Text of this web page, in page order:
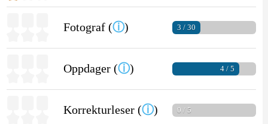
Fotograf (ⓘ) 3 / 30
Oppdager (ⓘ) 4 / 5
Korrekturleser (ⓘ) 0 / 5